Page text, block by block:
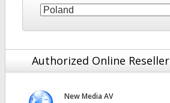
Authorized Online
New Media AV